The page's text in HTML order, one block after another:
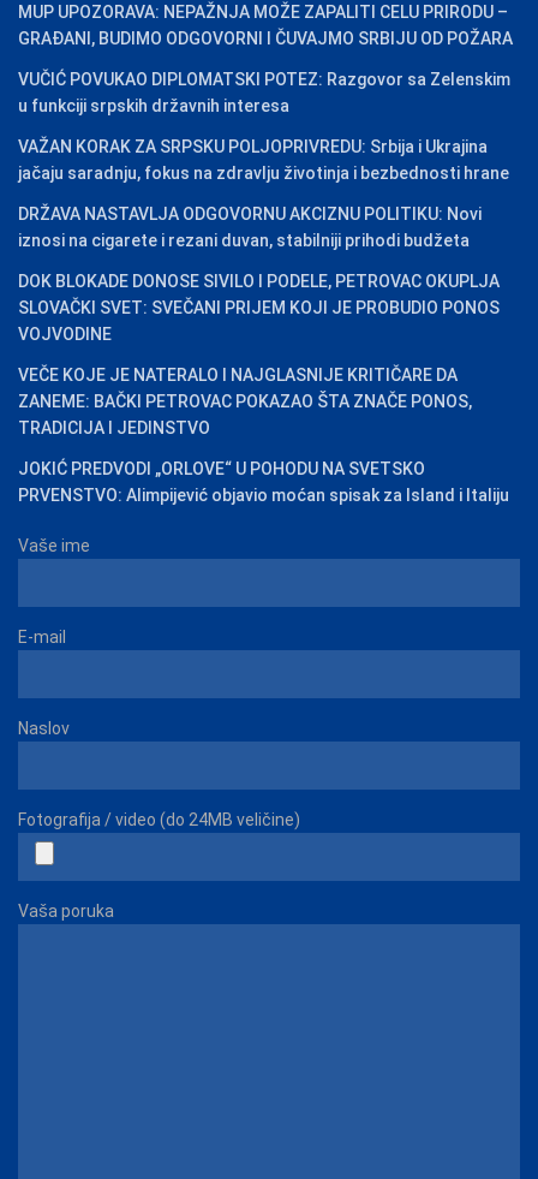
MUP UPOZORAVA: NEPAŽNJA MOŽE ZAPALITI CELU PRIRODU –
GRAĐANI, BUDIMO ODGOVORNI I ČUVAJMO SRBIJU OD POŽARA
VUČIĆ POVUKAO DIPLOMATSKI POTEZ: Razgovor sa Zelenskim
u funkciji srpskih državnih interesa
VAŽAN KORAK ZA SRPSKU POLJOPRIVREDU: Srbija i Ukrajina
jačaju saradnju, fokus na zdravlju životinja i bezbednosti hrane
DRŽAVA NASTAVLJA ODGOVORNU AKCIZNU POLITIKU: Novi
iznosi na cigarete i rezani duvan, stabilniji prihodi budžeta
DOK BLOKADE DONOSE SIVILO I PODELE, PETROVAC OKUPLJA
SLOVAČKI SVET: SVEČANI PRIJEM KOJI JE PROBUDIO PONOS
VOJVODINE
VEČE KOJE JE NATERALO I NAJGLASNIJE KRITIČARE DA
ZANEME: BAČKI PETROVAC POKAZAO ŠTA ZNAČE PONOS,
TRADICIJA I JEDINSTVO
JOKIĆ PREDVODI „ORLOVE“ U POHODU NA SVETSKO
PRVENSTVO: Alimpijević objavio moćan spisak za Island i Italiju
Vaše ime
E-mail
Naslov
Fotografija / video (do 24MB veličine)
Vaša poruka